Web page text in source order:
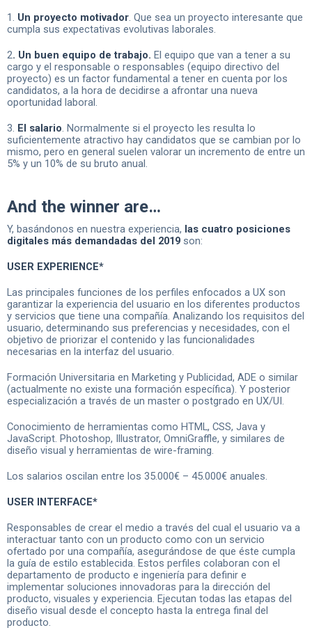
1. Un proyecto motivador. Que sea un proyecto interesante que
cumpla sus expectativas evolutivas laborales.
2. Un buen equipo de trabajo. El equipo que van a tener a su
cargo y el responsable o responsables (equipo directivo del
proyecto) es un factor fundamental a tener en cuenta por los
candidatos, a la hora de decidirse a afrontar una nueva
oportunidad laboral.
3. El salario. Normalmente si el proyecto les resulta lo
suficientemente atractivo hay candidatos que se cambian por lo
mismo, pero en general suelen valorar un incremento de entre un
5% y un 10% de su bruto anual.
And the winner are…
Y, basándonos en nuestra experiencia, las cuatro posiciones
digitales más demandadas del 2019 son:
USER EXPERIENCE*
Las principales funciones de los perfiles enfocados a UX son
garantizar la experiencia del usuario en los diferentes productos
y servicios que tiene una compañía. Analizando los requisitos del
usuario, determinando sus preferencias y necesidades, con el
objetivo de priorizar el contenido y las funcionalidades
necesarias en la interfaz del usuario.
Formación Universitaria en Marketing y Publicidad, ADE o similar
(actualmente no existe una formación específica). Y posterior
especialización a través de un master o postgrado en UX/UI.
Conocimiento de herramientas como HTML, CSS, Java y
JavaScript. Photoshop, Illustrator, OmniGraffle, y similares de
diseño visual y herramientas de wire-framing.
Los salarios oscilan entre los 35.000€ – 45.000€ anuales.
USER INTERFACE*
Responsables de crear el medio a través del cual el usuario va a
interactuar tanto con un producto como con un servicio
ofertado por una compañía, asegurándose de que éste cumpla
la guía de estilo establecida. Estos perfiles colaboran con el
departamento de producto e ingeniería para definir e
implementar soluciones innovadoras para la dirección del
producto, visuales y experiencia. Ejecutan todas las etapas del
diseño visual desde el concepto hasta la entrega final del
producto.